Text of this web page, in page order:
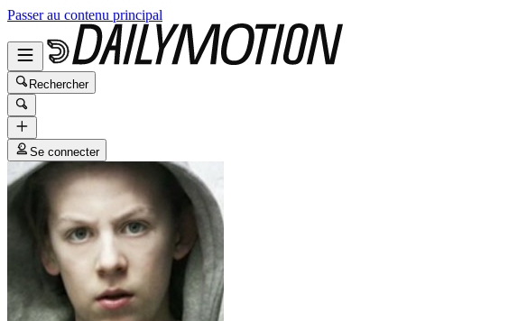
Passer au contenu principal
Rechercher
Se connecter